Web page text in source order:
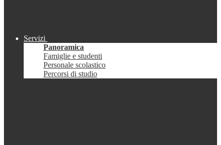
Servizi
Panoramica
Famiglie e studenti
Personale scolastico
Percorsi di studio